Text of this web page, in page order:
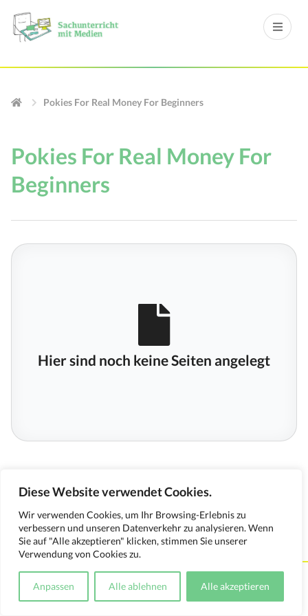
Diese Website verwendet Cookies.
Wir verwenden Cookies, um Ihr Browsing-Erlebnis zu
verbessern und unseren Datenverkehr zu analysieren. Wenn
Sie auf "Alle akzeptieren" klicken, stimmen Sie unserer
Verwendung von Cookies zu.
Anpassen Alle ablehnen Alle akzeptieren
Pokies For Real Money For Beginners
Pokies For Real Money For
Beginners
Hier sind noch keine Seiten angelegt
Kontakt Impressum Datenschutzerklärung
Medienverwendungsnachweis